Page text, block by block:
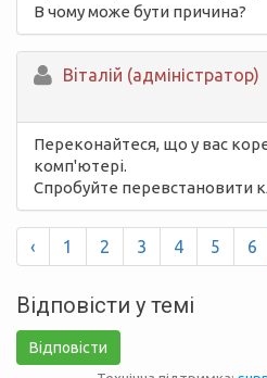
В чому може бути причина?
Вiталій (адміністратор)
Переконайтеся, що у вас
комп'ютері.
Спробуйте перевстановити
‹ 1 2 3 4 5 6
Відповісти у темі
Відповісти